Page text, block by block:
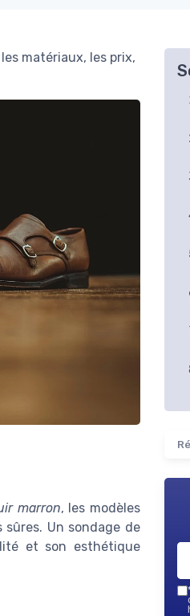
matériaux, les prix,
marron, les modèles
Un sondage de
et son esthétique